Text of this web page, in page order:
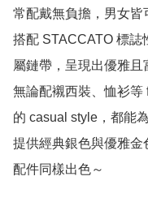
常配戴無負擔，男女皆
搭配 STACCATO 標誌
屬鏈帶，呈現出優雅且
無論配襯西裝、恤衫等
的 casual style，都能
提供經典銀色與優雅
配件同樣出色～